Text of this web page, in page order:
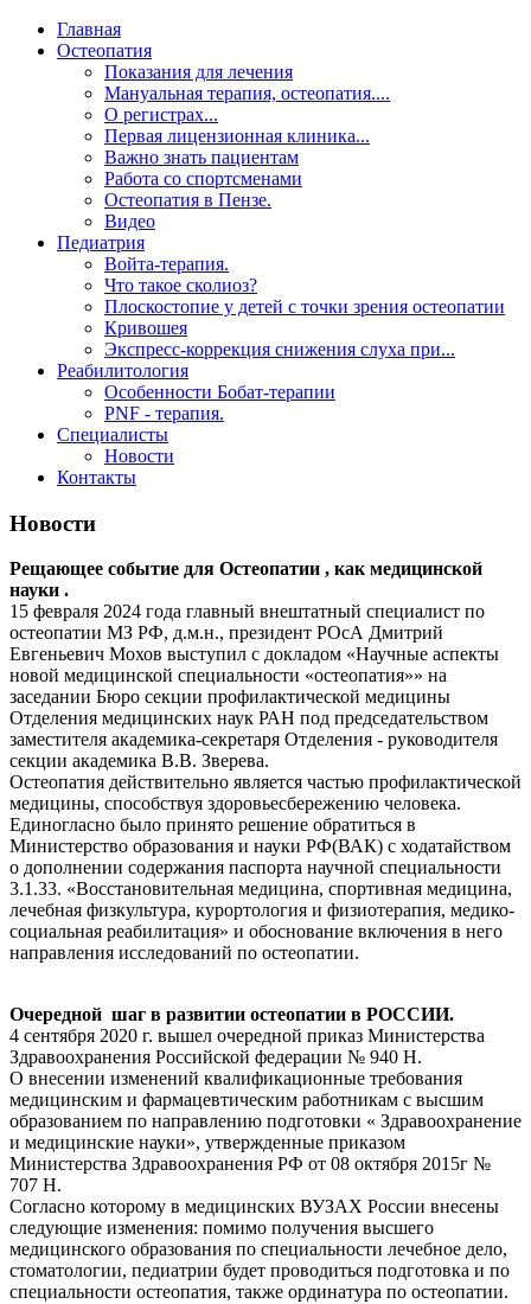
Главная
Остеопатия
Показания для лечения
Мануальная терапия, остеопатия....
О регистрах...
Первая лицензионная клиника...
Важно знать пациентам
Работа со спортсменами
Остеопатия в Пензе.
Видео
Педиатрия
Войта-терапия.
Что такое сколиоз?
Плоскостопие у детей с точки зрения остеопатии
Кривошея
Экспресс-коррекция снижения слуха при...
Реабилитология
Особенности Бобат-терапии
PNF - терапия.
Специалисты
Новости
Контакты
Новости
Рещающее событие для Остеопатии , как медицинской
науки .
15 февраля 2024 года главный внештатный специалист по
остеопатии МЗ РФ, д.м.н., президент РОсА Дмитрий
Евгеньевич Мохов выступил с докладом «Научные аспекты
новой медицинской специальности «остеопатия»» на
заседании Бюро секции профилактической медицины
Отделения медицинских наук РАН под председательством
заместителя академика-секретаря Отделения - руководителя
секции академика В.В. Зверева.
Остеопатия действительно является частью профилактической
медицины, способствуя здоровьесбережению человека.
Единогласно было принято решение обратиться в
Министерство образования и науки РФ(ВАК) с ходатайством
о дополнении содержания паспорта научной специальности
3.1.33. «Восстановительная медицина, спортивная медицина,
лечебная физкультура, курортология и физиотерапия, медико-
социальная реабилитация» и обоснование включения в него
направления исследований по остеопатии.
Очередной шаг в развитии остеопатии в РОССИИ.
4 сентября 2020 г. вышел очередной приказ Министерства
Здравоохранения Российской федерации № 940 Н.
О внесении изменений квалификационные требования
медицинским и фармацевтическим работникам с высшим
образованием по направлению подготовки « Здравоохранение
и медицинские науки», утвержденные приказом
Министерства Здравоохранения РФ от 08 октября 2015г №
707 Н.
Согласно которому в медицинских ВУЗАХ России внесены
следующие изменения: помимо получения высшего
медицинского образования по специальности лечебное дело,
стоматологии, педиатрии будет проводиться подготовка и по
специальности остеопатия, также ординатура по остеопатии.